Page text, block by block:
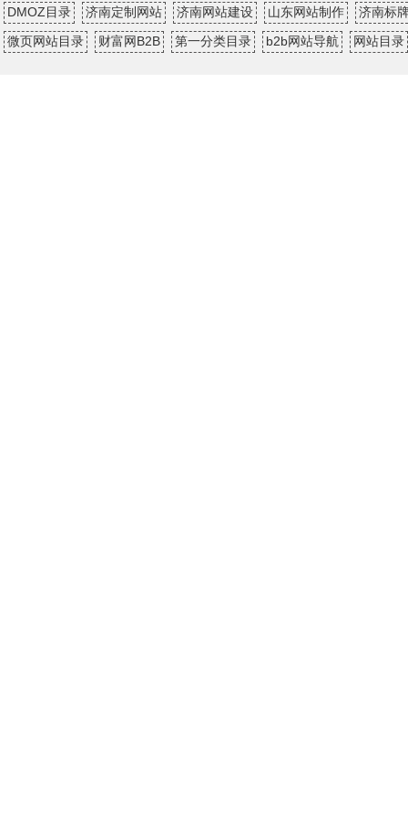
DMOZ目录 济南定制网站 济南网站建设 山东网站制作
济南标
微页网站目录
财富网B2B 第一分类目录 b2b网站导航 网站目录